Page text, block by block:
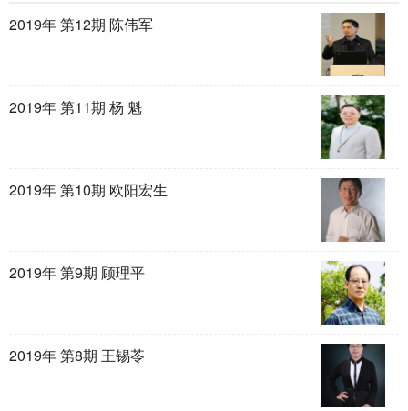
2019年 第12期 陈伟军
2019年 第11期 杨 魁
2019年 第10期 欧阳宏生
2019年 第9期 顾理平
2019年 第8期 王锡苓